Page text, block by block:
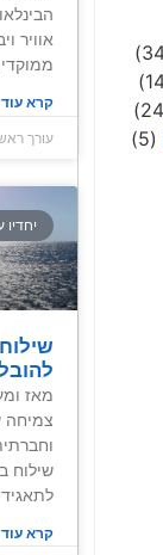
(5)
אוויר
קרא
עורך
מאז
צמיחה
קרא